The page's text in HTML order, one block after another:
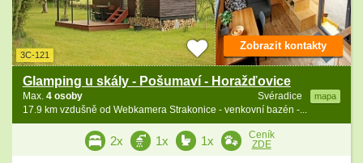
3C-121
Glamping u skály - Pošumaví - Horažďovice
Svéradice mapa
Max. 4 osoby
17.9 km vzdušně od Webkamera Strakonice - venkovní bazén -...
Zobrazit kontakty
2x 1x 1x
Ceník
ZDE